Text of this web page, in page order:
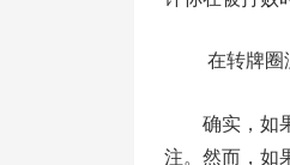
在转牌圈
确实，如
注。然而，如